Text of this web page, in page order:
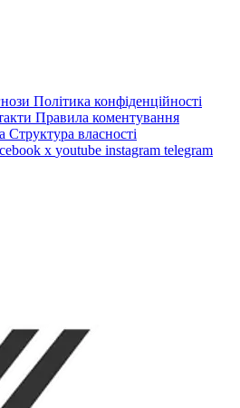
Політика конфіденційності
Правила коментування
Структура власності
x youtube instagram telegram